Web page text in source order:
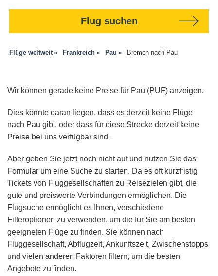
Flug suchen
Flüge weltweit Frankreich Pau Bremen nach Pau
Wir können gerade keine Preise für Pau (PUF) anzeigen.
Dies könnte daran liegen, dass es derzeit keine Flüge
nach Pau gibt, oder dass für diese Strecke derzeit keine
Preise bei uns verfügbar sind.
Aber geben Sie jetzt noch nicht auf und nutzen Sie das
Formular um eine Suche zu starten. Da es oft kurzfristig
Tickets von Fluggesellschaften zu Reisezielen gibt, die
gute und preiswerte Verbindungen ermöglichen. Die
Flugsuche ermöglicht es Ihnen, verschiedene
Filteroptionen zu verwenden, um die für Sie am besten
geeigneten Flüge zu finden. Sie können nach
Fluggesellschaft, Abflugzeit, Ankunftszeit, Zwischenstopps
und vielen anderen Faktoren filtern, um die besten
Angebote zu finden.